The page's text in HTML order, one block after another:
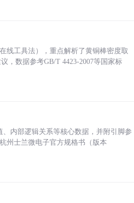
线工具法），重点解析了黄铜棒密度取
，数据参考GB/T 4423-2007等国家标
内部逻辑关系等核心数据，并附引脚参
州士兰微电子官方规格书（版本